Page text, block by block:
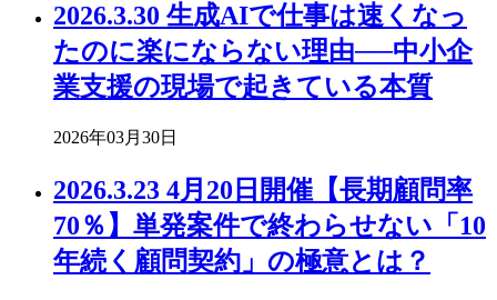
2026.3.30 生成AIで仕事は速くなっ
たのに楽にならない理由──中小企
業支援の現場で起きている本質
2026年03月30日
2026.3.23 4月20日開催【長期顧問率
70％】単発案件で終わらせない「10
年続く顧問契約」の極意とは？